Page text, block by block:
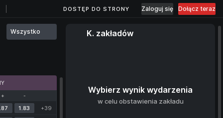
DOSTĘP DO STRONY Zaloguj się Dołącz teraz
Wszystko
+ -
1.83
+39
K. zakładów
Wybierz wynik wydarzenia
w celu obstawienia zakładu